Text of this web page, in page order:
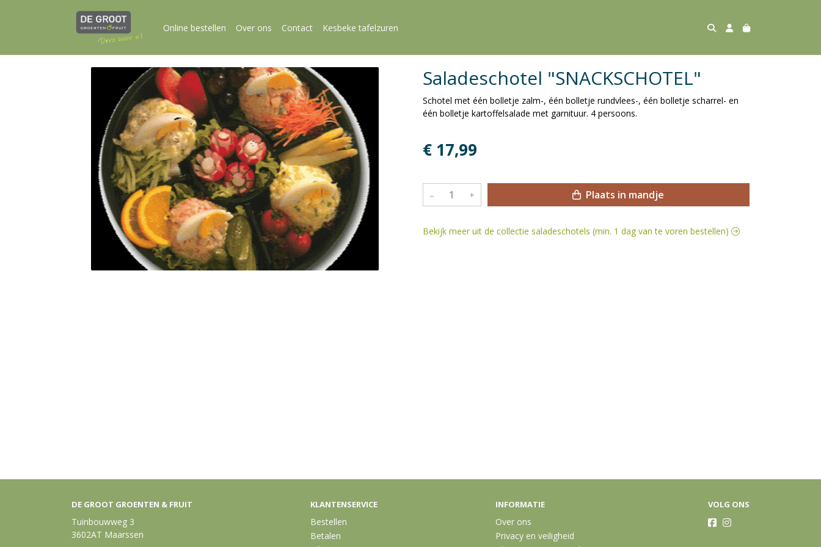
Online bestellen Over ons Contact Kesbeke tafelzuren
Saladeschotel "SNACKSCHOTEL"
Schotel met één bolletje zalm-, één bolletje rundvlees-, één bolletje scharrel- en
één bolletje kartoffelsalade met garnituur. 4 persoons.
€ 17,99
– + Plaats in mandje
Bekijk meer uit de collectie saladeschotels (min. 1 dag van te voren bestellen)
DE GROOT GROENTEN & FRUIT
Tuinbouwweg 3
3602AT Maarssen
KLANTENSERVICE
Bestellen
Betalen
INFORMATIE
Over ons
Privacy en veiligheid
VOLG ONS